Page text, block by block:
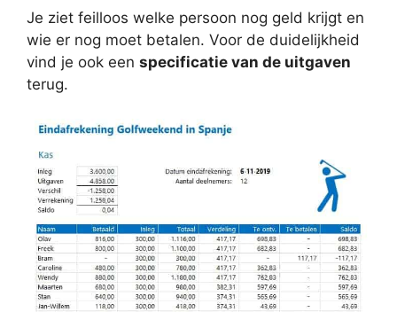
Je ziet feilloos welke persoon nog geld krijgt en
wie er nog moet betalen. Voor de duidelijkheid
vind je ook een specificatie van de uitgaven
terug.